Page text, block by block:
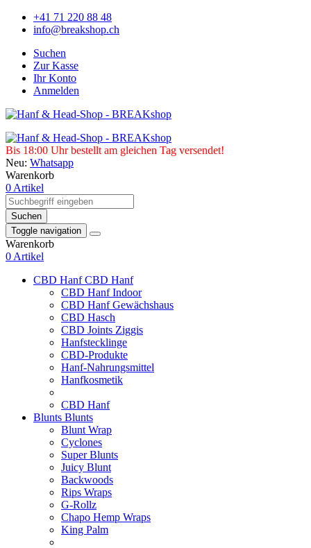
+41 71 220 88 48
info@breakshop.ch
Suchen
Zur Kasse
Ihr Konto
Anmelden
Bis 18:00 Uhr bestellt am gleichen Tag versendet!
Neu: Whatsapp
Warenkorb
0 Artikel
Suchen
Toggle navigation
Warenkorb
0 Artikel
CBD HanfCBD Hanf
CBD Hanf Indoor
CBD Hanf Gewächshaus
CBD Hasch
CBD Joints Ziggis
Hanfstecklinge
CBD-Produkte
Hanf-Nahrungsmittel
Hanfkosmetik
CBD Hanf
Blunts Blunts
Blunt Wrap
Cyclones
Super Blunts
Juicy Blunt
Backwoods
Rips Wraps
G-Rollz
Chapo Hemp Wraps
King Palm